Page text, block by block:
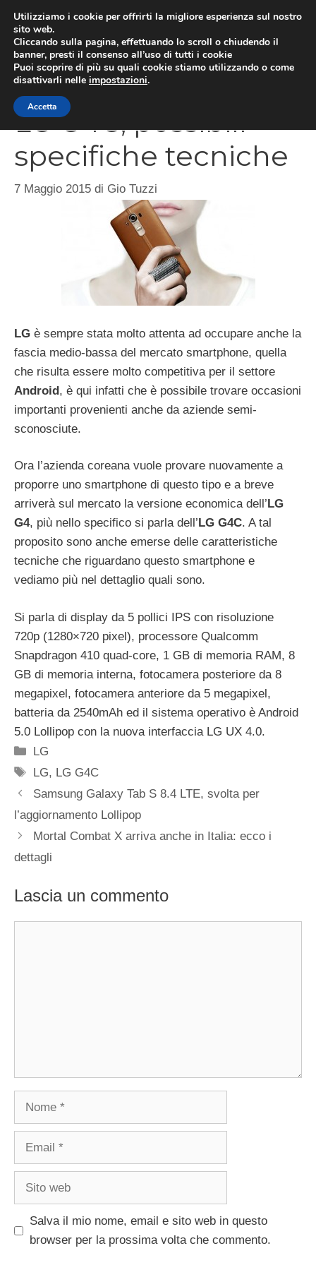
contenuto
LG G4C, possibili
specifiche tecniche
7 Maggio 2015 di Gio Tuzzi
LG è sempre stata molto attenta ad occupare anche la
fascia medio-bassa del mercato smartphone, quella
che risulta essere molto competitiva per il settore
Android, è qui infatti che è possibile trovare occasioni
importanti provenienti anche da aziende semi-
sconosciute.
Ora l’azienda coreana vuole provare nuovamente a
proporre uno smartphone di questo tipo e a breve
arriverà sul mercato la versione economica dell’ LG
G4, più nello specifico si parla dell’ LG G4C. A tal
proposito sono anche emerse delle caratteristiche
tecniche che riguardano questo smartphone e
vediamo più nel dettaglio quali sono.
Si parla di display da 5 pollici IPS con risoluzione
720p (1280×720 pixel), processore Qualcomm
Snapdragon 410 quad-core, 1 GB di memoria RAM, 8
GB di memoria interna, fotocamera posteriore da 8
megapixel, fotocamera anteriore da 5 megapixel,
batteria da 2540mAh ed il sistema operativo è Android
5.0 Lollipop con la nuova interfaccia LG UX 4.0.
Categorie
LG
Tag
LG, LG G4C
Samsung Galaxy Tab S 8.4 LTE, svolta per
l’aggiornamento Lollipop
Mortal Combat X arriva anche in Italia: ecco i
dettagli
Lascia un commento
Nome
Email
Sito
Salva il mio nome, email e sito web in questo
browser per la prossima volta che commento.
Utilizziamo i cookie per offrirti la migliore esperienza sul nostro
sito web.
Cliccando sulla pagina, effettuando lo scroll o chiudendo il
banner, presti il consenso all’uso di tutti i cookie
Puoi scoprire di più su quali cookie stiamo utilizzando o come
disattivarli nelle impostazioni.
Accetta